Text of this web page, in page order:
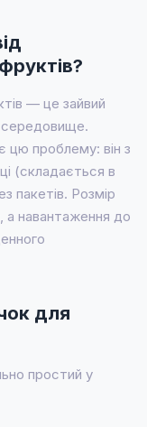
— це зайвий
середовище.
цю проблему: він з
(складається в
пакетів. Розмір
а навантаження до
для
простий у